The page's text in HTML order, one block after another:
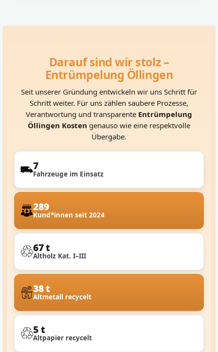
Darauf sind wir stolz –
Entrümpelung Öllingen
Seit unserer Gründung entwickeln wir uns Schritt für
Schritt weiter. Für uns zählen saubere Prozesse,
Verantwortung und transparente Entrümpelung
Öllingen Kosten genauso wie eine respektvolle
Übergabe.
7
Fahrzeuge im Einsatz
289
Kund*innen seit 2024
67 t
Altholz Kat. I–III
38 t
Altmetall recycelt
5 t
Altpapier recycelt